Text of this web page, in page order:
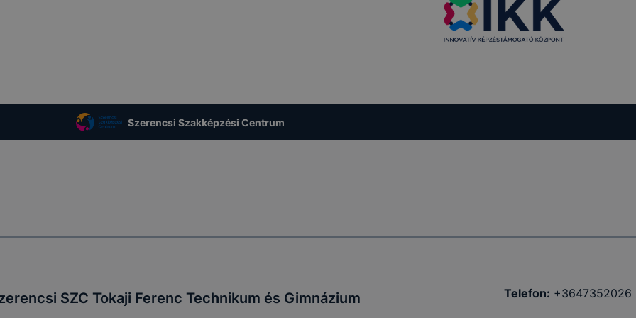
Szerencsi Szakképzési Centrum
SZC Tokaji Ferenc Technikum és Gimnázium Telefon: +3647352026